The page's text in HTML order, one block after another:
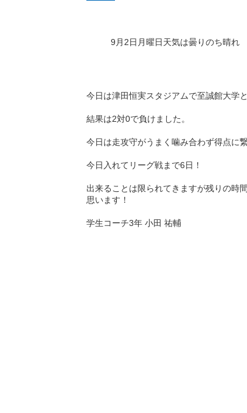
9月2日月曜日天気は曇りのち晴れ
今日は津田恒実スタジアムで至誠館大学
結果は2対0で負けました。
今日は走攻守がうまく噛み合わず得点に
今日入れてリーグ戦まで6日！
出来ることは限られてきますが残りの時
思います！
学生コーチ3年 小田 祐輔